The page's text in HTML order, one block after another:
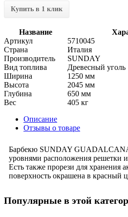
Купить в 1 клик
Название
Артикул
5710045
Страна
Италия
Производитель
SUNDAY
Вид топлива
Древесный уголь
Ширина
1250 мм
Высота
2045 мм
Глубина
650 мм
Вес
405 кг
Описание
Отзывы о товаре
Барбекю SUNDAY
уровнями расположения решетки и
Есть также прорези для хранения
поверхность окрашена в красный
Популярные в этой